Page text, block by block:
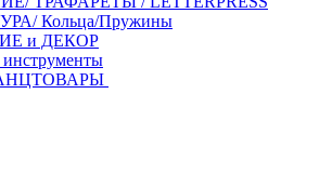
Кольца/Пружины
и ДЕКОР